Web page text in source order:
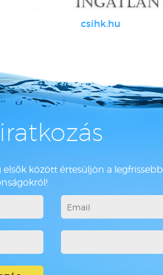
csihk.hu
között értesüljön a legfrissebb